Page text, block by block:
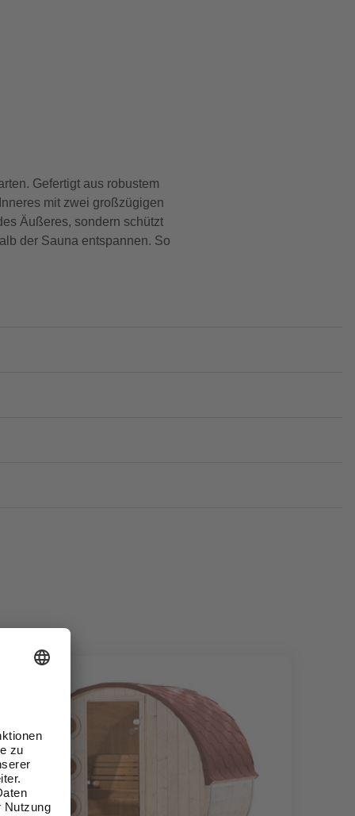
Gefertigt aus robustem
mit zwei großzügigen
Äußeres, sondern schützt
der Sauna entspannen. So